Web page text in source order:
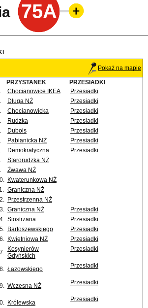
75A
Pokaż na mapie
PRZYSTANEK
PRZESIADKI
Chocianowice IKEA
Przesiadki
Długa NŻ
Przesiadki
Chocianowicka
Przesiadki
Rudzka
Przesiadki
Dubois
Przesiadki
Pabianicka NŻ
Przesiadki
Demokratyczna
Przesiadki
Starorudzka NŻ
Żwawa NŻ
Kwaterunkowa NŻ
Graniczna NŻ
Przestrzenna NŻ
Graniczna NŻ
Przesiadki
Siostrzana
Przesiadki
Bartoszewskiego
Przesiadki
Kwietniowa NŻ
Przesiadki
Kosynierów
Gdyńskich
Przesiadki
Łazowskiego Przesiadki
Wczesna NŻ Przesiadki
Królewska Przesiadki